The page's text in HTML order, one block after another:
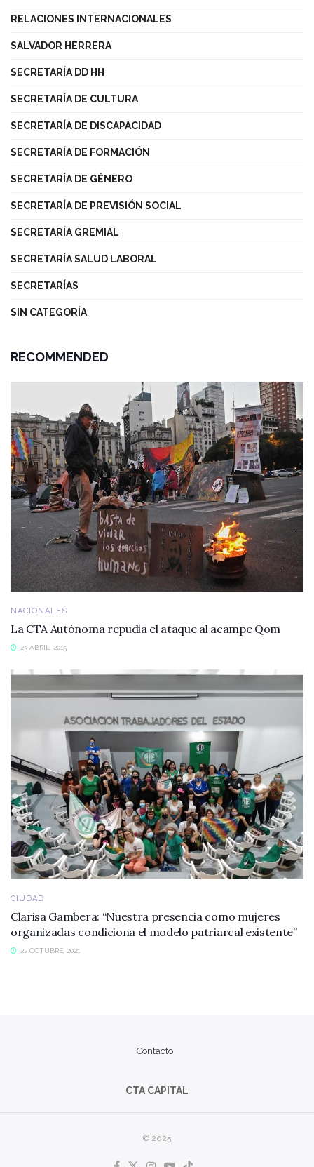
RELACIONES INTERNACIONALES
SALVADOR HERRERA
SECRETARÍA DD HH
SECRETARÍA DE CULTURA
SECRETARÍA DE DISCAPACIDAD
SECRETARÍA DE FORMACIÓN
SECRETARÍA DE GÉNERO
SECRETARÍA DE PREVISIÓN SOCIAL
SECRETARÍA GREMIAL
SECRETARÍA SALUD LABORAL
SECRETARÍAS
SIN CATEGORÍA
RECOMMENDED
NACIONALES
La CTA Autónoma repudia el ataque al acampe Qom
23 ABRIL, 2015
CIUDAD
Clarisa Gambera: “Nuestra presencia como mujeres
organizadas condiciona el modelo patriarcal existente”
22 OCTUBRE, 2021
Contacto
CTA CAPITAL
© 2025